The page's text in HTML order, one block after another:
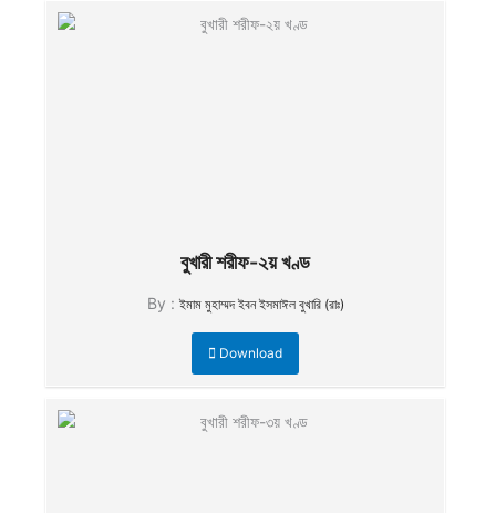
বুখারী শরীফ-২য় খণ্ড
By : ইমাম মুহাম্মদ ইবন ইসমাঈল বুখারি (রাঃ)
Download